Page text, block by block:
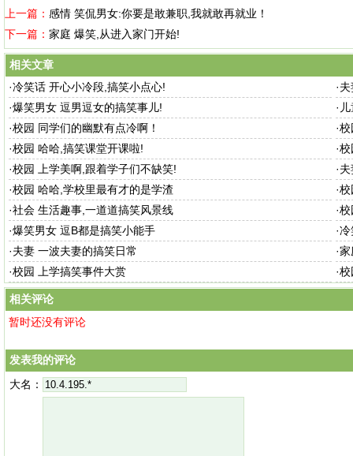
上一篇： 感情 笑侃男女:你要是敢兼职,我就敢再就业！
下一篇： 家庭 爆笑,从进入家门开始!
相关文章
·冷笑话 开心小冷段,搞笑小点心! ·
·爆笑男女 逗男逗女的搞笑事儿! ·
·校园 同学们的幽默有点冷啊！ ·校
·校园 哈哈,搞笑课堂开课啦! ·校
·校园 上学美啊,跟着学子们不缺笑! ·
·校园 哈哈,学校里最有才的是学渣 ·校
·社会 生活趣事,一道道搞笑风景线 ·校
·爆笑男女 逗B都是搞笑小能手 ·冷
·夫妻 一波夫妻的搞笑日常 ·家
·校园 上学搞笑事件大赏 ·校
相关评论
暂时还没有评论
发表我的评论
大名：